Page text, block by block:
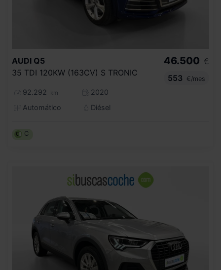
AUDI Q5
35 TDI 120KW (163CV) S TRONIC
92.292 km
2020
Automático
Diésel
46.500 €
553
€/mes
C